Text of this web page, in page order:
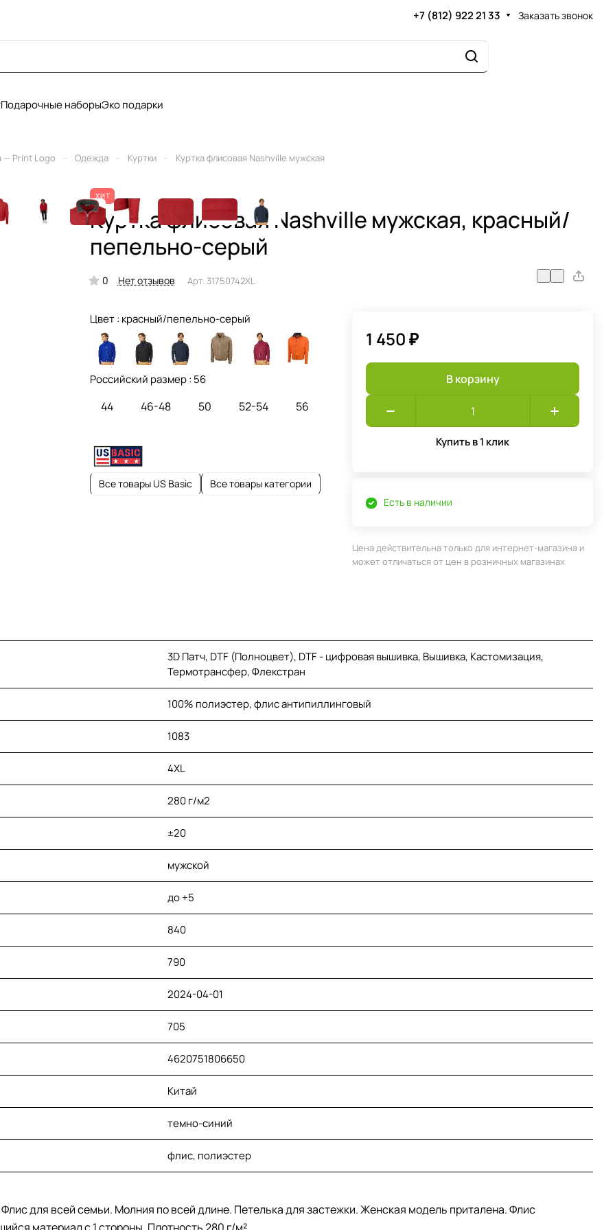
+7 (812) 922 21 33 Заказать звонок
Подарочные наборыЭко подарки
— Print Logo Одежда Куртки Куртка флисовая Nashville мужская
ХИТ
Куртка флисовая Nashville мужская, красный/
пепельно-серый
0 Нет отзывов Арт. 31750742XL
Цвет : красный/пепельно-серый
Российский размер : 56
44 46-48 50 52-54 56
Все товары US Basic Все товары категории
1 450 ₽
В корзину
Купить в 1 клик
Есть в наличии
Цена действительна только для интернет-магазина и
может отличаться от цен в розничных магазинах
3D Патч, DTF (Полноцвет), DTF - цифровая вышивка, Вышивка, Кастомизация,
Термотрансфер, Флекстран
100% полиэстер, флис антипиллинговый
1083
4XL
280 г/м2
±20
мужской
до +5
840
790
2024-04-01
705
4620751806650
Китай
темно-синий
флис, полиэстер
для всей семьи. Молния по всей длине. Петелька для застежки. Женская модель приталена. Флис
материал с 1 стороны. Плотность 280 г/м².